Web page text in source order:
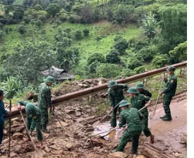
Đảng, Nhà nước, MTTQ
kết toàn dân tộc